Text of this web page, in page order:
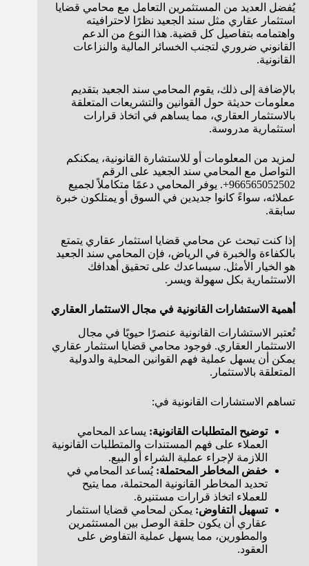
يُفضل العديد من المستثمرين التعامل مع محامي قضايا
استثمار عقاري مثل سند الجعيد نظرًا لاحترافيته
واهتمامه بتفاصيل كل قضية. هذا النوع من الدعم
القانوني ضروري لتجنب الخسائر المالية والنزاعات
القانونية.
بالإضافة إلى ذلك، يقوم المحامي سند الجعيد بتقديم
معلومات حديثة حول القوانين والتشريعات المتعلقة
بالاستثمار العقاري، مما يساهم في اتخاذ قرارات
استثمارية مدروسة.
لمزيد من المعلومات أو للاستشارة القانونية، يمكنكم
التواصل مع المحامي سند الجعيد على الرقم
966565052502+. يوفر المحامي دعمًا متكاملاً لجميع
عملائه، سواءً كانوا جديدين في السوق أو يمتلكون خبرة
سابقة.
إذا كنت تبحث عن محامي قضايا استثمار عقاري يتمتع
بالكفاءة والخبرة في الرياض، فإن المحامي سند الجعيد
هو الخيار الأمثل. سيساعدك على تحقيق أهدافك
الاستثمارية بكل سهولة ويسر.
أهمية الاستشارات القانونية في مجال الاستثمار العقاري
تُعتبر الاستشارات القانونية عنصرًا حيويًا في مجال
الاستثمار العقاري. فوجود محامي قضايا استثمار عقاري
يمكن أن يسهل عملية فهم القوانين المحلية والدولية
المتعلقة بالاستثمار.
تساهم الاستشارات القانونية في:
توضيح المتطلبات القانونية: يساعد المحامي
العملاء على فهم المستندات والمتطلبات القانونية
اللازمة لإجراء عملية الشراء أو البيع.
خفض المخاطر المحتملة: يُساعد المحامي في
تحديد المخاطر القانونية المحتملة، مما يتيح
للعملاء اتخاذ قرارات مستنيرة.
تسهيل التفاوض: يمكن لمحامي قضايا استثمار
عقاري أن يكون حلقة الوصل بين المستثمرين
والمطورين، مما يسهل عملية التفاوض على
العقود.